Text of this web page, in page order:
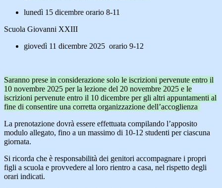
lunedì 15 dicembre orario 8-11
Scuola Giovanni XXIII
giovedì 11 dicembre 2025 orario 9-12
Saranno prese in considerazione solo le iscrizioni pervenute entro il
10 novembre 2025 per la lezione del 20 novembre 2025 e le
iscrizioni pervenute entro il 10 dicembre per gli altri appuntamenti al
fine di consentire una corretta organizzazione dell’accoglienza
La prenotazione dovrà essere effettuata compilando l’apposito
modulo allegato, fino a un massimo di 10-12 studenti per ciascuna
giornata.
Si ricorda che è responsabilità dei genitori accompagnare i propri
figli a scuola e provvedere al loro rientro a casa, nel rispetto degli
orari indicati.